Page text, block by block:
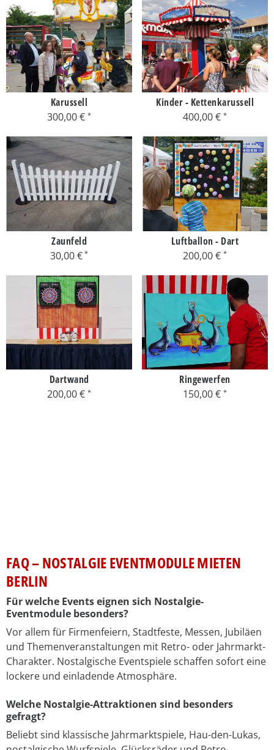
Karussell
300,00 €
Kinder - Kettenkarussell
400,00 €
Zaunfeld
30,00 €
Luftballon - Dart
200,00 €
Dartwand
200,00 €
Ringewerfen
150,00 €
FAQ – NOSTALGIE EVENTMODULE MIETEN
BERLIN
Für welche Events eignen sich Nostalgie-
Eventmodule besonders?
Vor allem für Firmenfeiern, Stadtfeste, Messen, Jubiläen
und Themenveranstaltungen mit Retro- oder Jahrmarkt-
Charakter. Nostalgische Eventspiele schaffen sofort eine
lockere und einladende Atmosphäre.
Welche Nostalgie-Attraktionen sind besonders
gefragt?
Beliebt sind klassische Jahrmarktspiele, Hau-den-Lukas,